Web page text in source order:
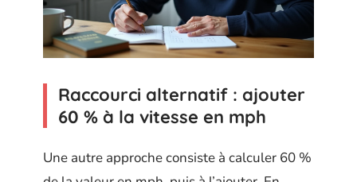
Raccourci alternatif : ajouter
60 % à la vitesse en mph
Une autre approche consiste à calculer 60 %